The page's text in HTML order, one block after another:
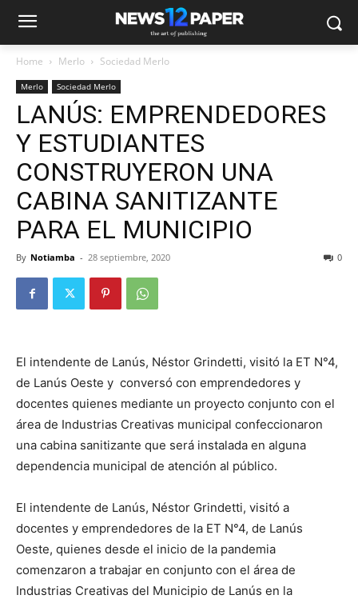
Home Merlo Sociedad Merlo
Merlo Sociedad Merlo
LANÚS: EMPRENDEDORES
Y ESTUDIANTES
CONSTRUYERON UNA
CABINA SANITIZANTE
PARA EL MUNICIPIO
By Notiamba - 28 septiembre, 2020 0
El intendente de Lanús, Néstor Grindetti, visitó la ET N°4,
de Lanús Oeste y conversó con emprendedores y
docentes quienes mediante un proyecto conjunto con el
área de Industrias Creativas municipal confeccionaron
una cabina sanitizante que será instalada en alguna
dependencia municipal de atención al público.
El intendente de Lanús, Néstor Grindetti, visitó a
docentes y emprendedores de la ET N°4, de Lanús
Oeste, quienes desde el inicio de la pandemia
comenzaron a trabajar en conjunto con el área de
Industrias Creativas del Municipio de Lanús en la